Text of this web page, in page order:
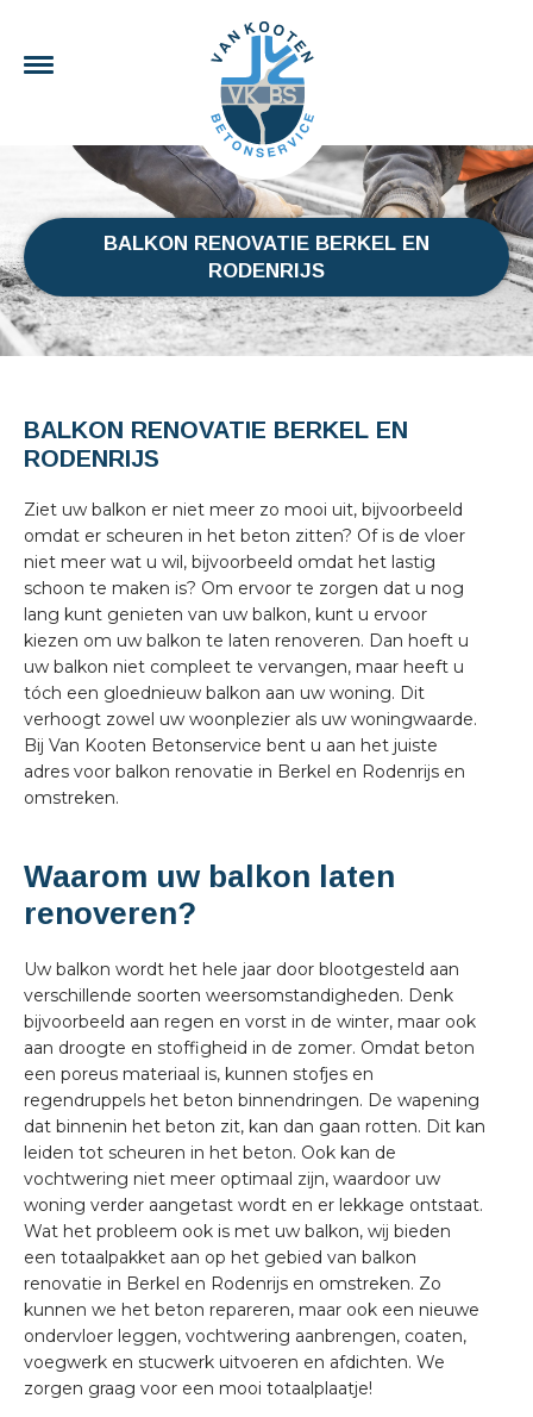
BALKON RENOVATIE BERKEL EN
RODENRIJS
BALKON RENOVATIE BERKEL EN
RODENRIJS
Ziet uw balkon er niet meer zo mooi uit, bijvoorbeeld
omdat er scheuren in het beton zitten? Of is de vloer
niet meer wat u wil, bijvoorbeeld omdat het lastig
schoon te maken is? Om ervoor te zorgen dat u nog
lang kunt genieten van uw balkon, kunt u ervoor
kiezen om uw balkon te laten renoveren. Dan hoeft u
uw balkon niet compleet te vervangen, maar heeft u
tóch een gloednieuw balkon aan uw woning. Dit
verhoogt zowel uw woonplezier als uw woningwaarde.
Bij Van Kooten Betonservice bent u aan het juiste
adres voor balkon renovatie in Berkel en Rodenrijs en
omstreken.
Waarom uw balkon laten
renoveren?
Uw balkon wordt het hele jaar door blootgesteld aan
verschillende soorten weersomstandigheden. Denk
bijvoorbeeld aan regen en vorst in de winter, maar ook
aan droogte en stoffigheid in de zomer. Omdat beton
een poreus materiaal is, kunnen stofjes en
regendruppels het beton binnendringen. De wapening
dat binnenin het beton zit, kan dan gaan rotten. Dit kan
leiden tot scheuren in het beton. Ook kan de
vochtwering niet meer optimaal zijn, waardoor uw
woning verder aangetast wordt en er lekkage ontstaat.
Wat het probleem ook is met uw balkon, wij bieden
een totaalpakket aan op het gebied van balkon
renovatie in Berkel en Rodenrijs en omstreken. Zo
kunnen we het beton repareren, maar ook een nieuwe
ondervloer leggen, vochtwering aanbrengen, coaten,
voegwerk en stucwerk uitvoeren en afdichten. We
zorgen graag voor een mooi totaalplaatje!